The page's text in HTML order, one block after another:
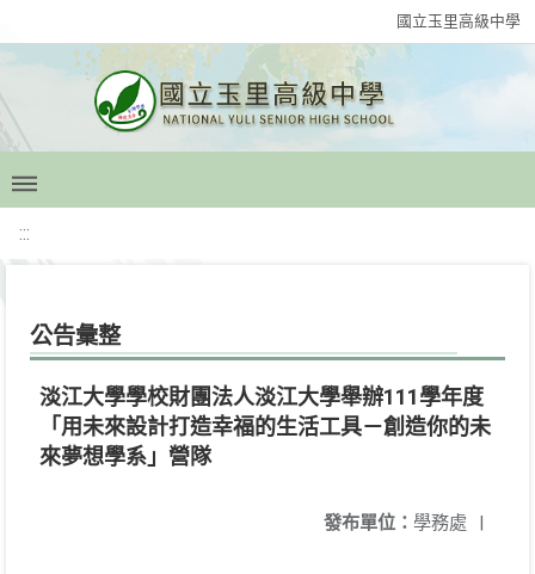
國立玉里高級中學
:::
公告彙整
淡江大學學校財團法人淡江大學舉辦111學年度
「用未來設計打造幸福的生活工具－創造你的未
來夢想學系」營隊
發布單位： 學務處 |